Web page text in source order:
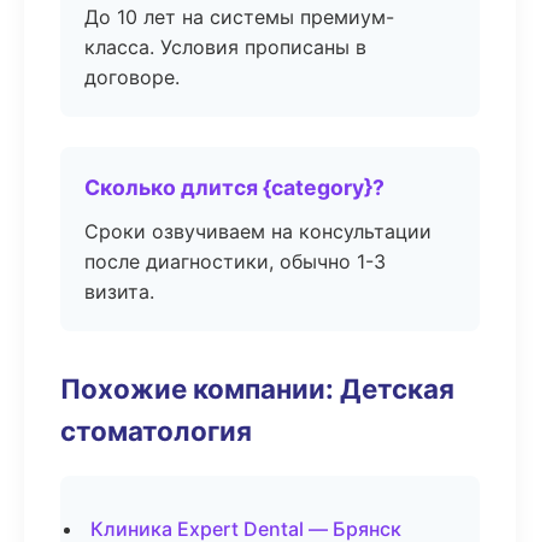
До 10 лет на системы премиум-
класса. Условия прописаны в
договоре.
Сколько длится {category}?
Сроки озвучиваем на консультации
после диагностики, обычно 1-3
визита.
Похожие компании: Детская
стоматология
Клиника Expert Dental — Брянск